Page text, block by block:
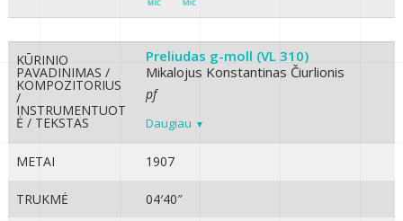
KŪRINIO
PAVADINIMAS /
KOMPOZITORIUS
/
INSTRUMENTUOT
Ė / TEKSTAS
Preliudas g-moll (VL 310)
Mikalojus Konstantinas Čiurlionis
pf
Daugiau
METAI 1907
TRUKMĖ 04′40″